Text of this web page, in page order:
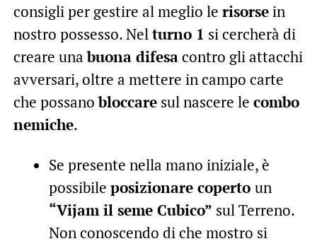
consigli per gestire al meglio le risorsein
nostro possesso. Nelturno 1 si cercherà di
creare unabuona difesacontro gli attacchi
avversari, oltre a mettere in campo carte
che possanobloccaresul nascere le combo
nemiche.
Se presente nella mano iniziale, è
possibile posizionare coperto un
“Vijam il seme Cubico” sul Terreno.
Non conoscendo di che mostro si